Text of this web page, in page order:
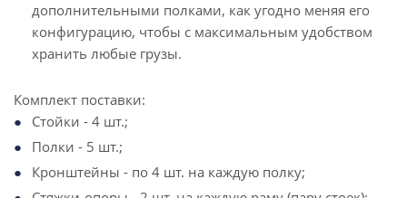
дополнительными полками, как угодно меняя его
конфигурацию, чтобы с максимальным удобством
хранить любые грузы.
Комплект поставки:
Стойки - 4 шт.;
Полки - 5 шт.;
Кронштейны - по 4 шт. на каждую полку;